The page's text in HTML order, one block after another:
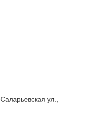
ул.,